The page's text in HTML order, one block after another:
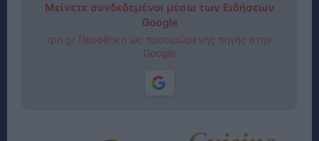
Μείνετε συνδεδεμένοι μέσω των Ειδήσεων
Google
rpn.gr Προσθήκη ως προτιμώμενης πηγής στην
Google